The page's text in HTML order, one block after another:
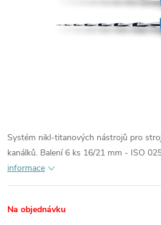
Systém nikl-titanových nástrojů pro
kanálků. Balení 6 ks 16/21 mm - ISO
informace
Na objednávku